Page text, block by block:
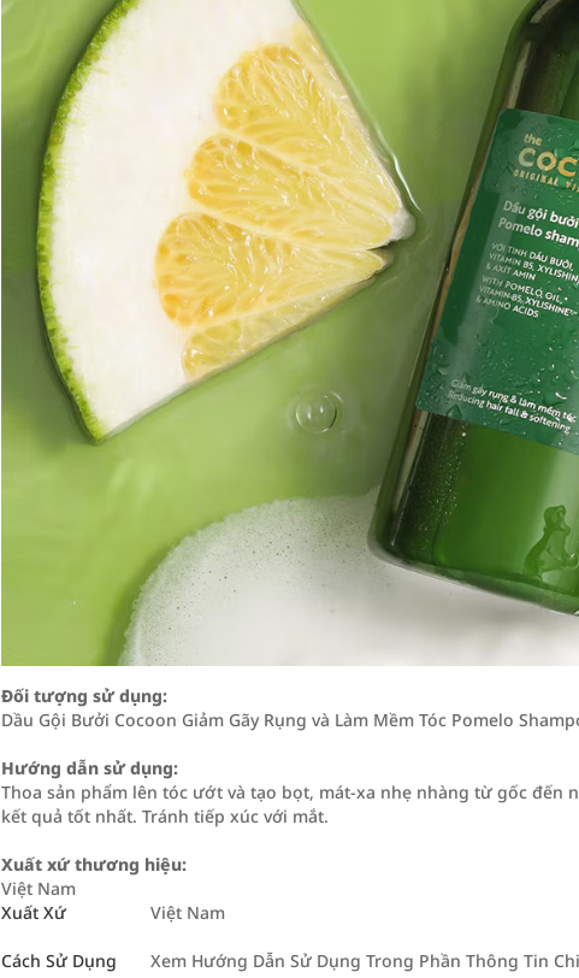
Đối tượng sử dụng:
Dầu Gội Bưởi Cocoon Giảm Gãy Rụng và Làm Mềm Tóc Pomelo
Hướng dẫn sử dụng:
Thoa sản phẩm lên tóc ướt và tạo bọt, mát-xa nhẹ nhàng từ gốc đến
kết quả tốt nhất. Tránh tiếp xúc với mắt.
Xuất xứ thương hiệu:
Việt Nam
Xuất Xứ
Việt Nam
Cách Sử Dụng Xem Hướng Dẫn Sử Dụng Trong Phần Thông Tin